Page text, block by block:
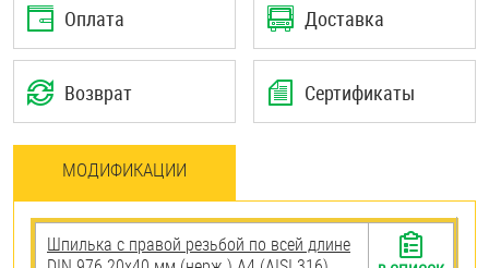
Оплата Доставка
Возврат Сертификаты
МОДИФИКАЦИИ
Шпилька с правой резьбой по всей длине